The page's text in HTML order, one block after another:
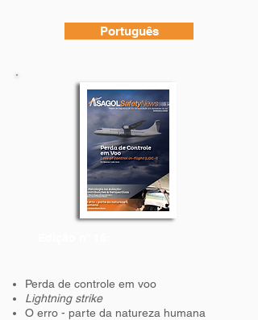
Português
Perda de controle em voo
Lightning strike
O erro - parte da natureza humana